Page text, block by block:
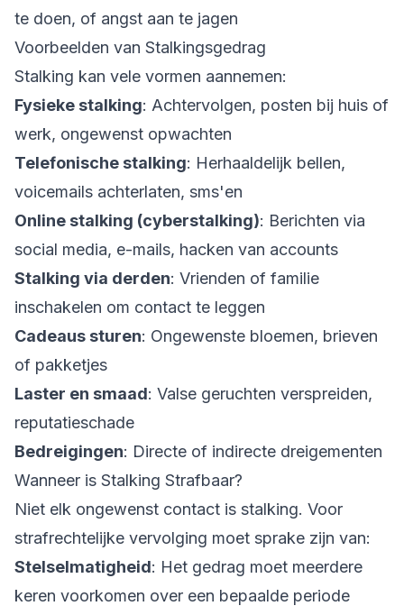
te doen, of angst aan te jagen
Voorbeelden van Stalkingsgedrag
Stalking kan vele vormen aannemen:
Fysieke stalking: Achtervolgen, posten bij huis of
werk, ongewenst opwachten
Telefonische stalking: Herhaaldelijk bellen,
voicemails achterlaten, sms'en
Online stalking (cyberstalking): Berichten via
social media, e-mails, hacken van accounts
Stalking via derden: Vrienden of familie
inschakelen om contact te leggen
Cadeaus sturen: Ongewenste bloemen, brieven
of pakketjes
Laster en smaad: Valse geruchten verspreiden,
reputatieschade
Bedreigingen: Directe of indirecte dreigementen
Wanneer is Stalking Strafbaar?
Niet elk ongewenst contact is stalking. Voor
strafrechtelijke vervolging moet sprake zijn van:
Stelselmatigheid: Het gedrag moet meerdere
keren voorkomen over een bepaalde periode